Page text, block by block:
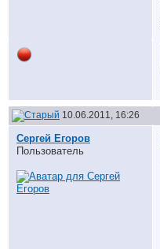
10.06.2011, 16:26
Сергей Егоров
Пользователь